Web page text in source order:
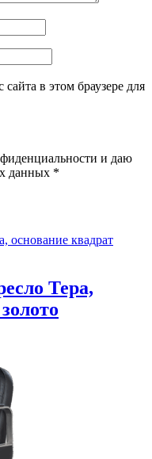
в этом браузере для
и даю
данных *
Тера,